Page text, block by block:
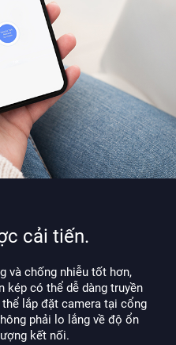
cải tiến.
và chống nhiễu tốt hơn,
kép có thể dễ dàng truyền
lắp đặt camera tại cổng
phải lo lắng về độ ổn
kết nối.